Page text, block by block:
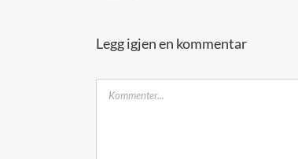
Legg igjen en kommentar